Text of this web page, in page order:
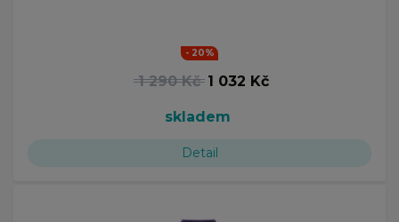
- 20%
1 290 Kč 1 032 Kč
skladem
Detail